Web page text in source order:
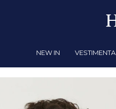
NEW IN VESTIMENTA